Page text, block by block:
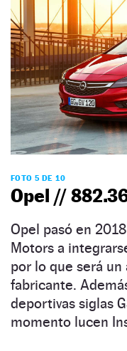
FOTO 5 DE 10
Opel //
Opel pasó en
Motors a
por lo que será
fabricante.
deportivas siglas
momento lucen